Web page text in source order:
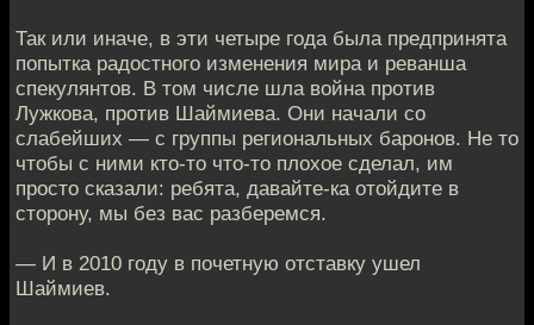
Так или иначе, в эти четыре года была предпринята
попытка радостного изменения мира и реванша
спекулянтов. В том числе шла война против
Лужкова, против Шаймиева. Они начали со
слабейших — с группы региональных баронов. Не то
чтобы с ними кто-то что-то плохое сделал, им
просто сказали: ребята, давайте-ка отойдите в
сторону, мы без вас разберемся.
— И в 2010 году в почетную отставку ушел
Шаймиев.